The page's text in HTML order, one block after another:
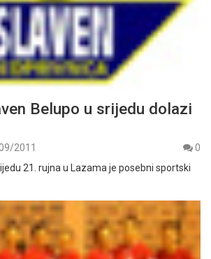
Belupo u srijedu dolazi
2011
0
21. rujna u Lazama je posebni sportski